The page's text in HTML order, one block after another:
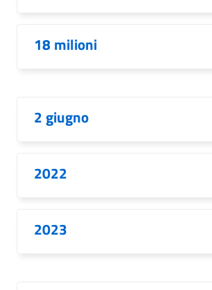
18 milioni
2 giugno
2022
2023